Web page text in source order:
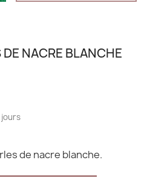
NACRE BLANCHE
jours
de nacre blanche.